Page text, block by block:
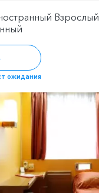
Взрослый
ожидания